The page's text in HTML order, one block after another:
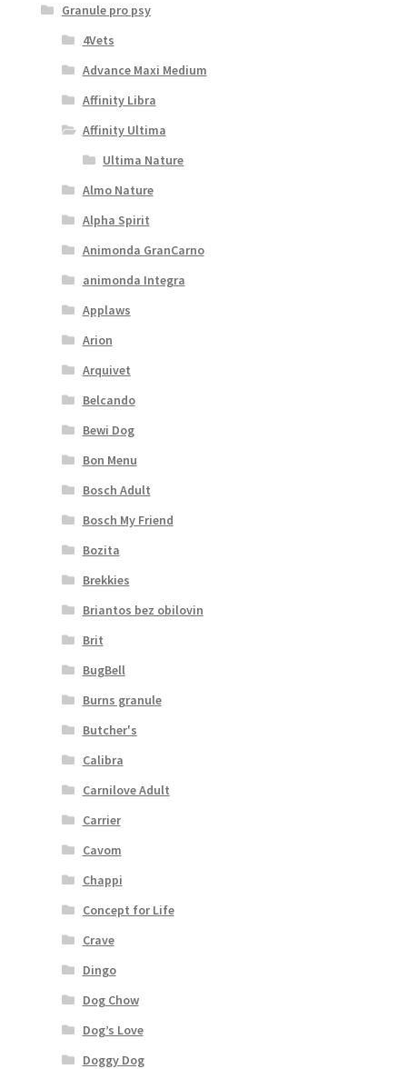
Granule pro psy
4Vets
Advance Maxi Medium
Affinity Libra
Affinity Ultima
Ultima Nature
Almo Nature
Alpha Spirit
Animonda GranCarno
animonda Integra
Applaws
Arion
Arquivet
Belcando
Bewi Dog
Bon Menu
Bosch Adult
Bosch My Friend
Bozita
Brekkies
Briantos bez obilovin
Brit
BugBell
Burns granule
Butcher's
Calibra
Carnilove Adult
Carrier
Cavom
Chappi
Concept for Life
Crave
Dingo
Dog Chow
Dog’s Love
Doggy Dog